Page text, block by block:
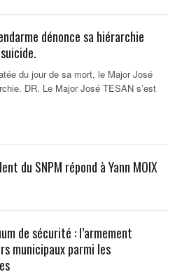
dénonce sa hiérarchie
du jour de sa mort, le Major José
DR. Le Major José TESAN s’est
du SNPM répond à Yann MOIX
de sécurité : l’armement
municipaux parmi les